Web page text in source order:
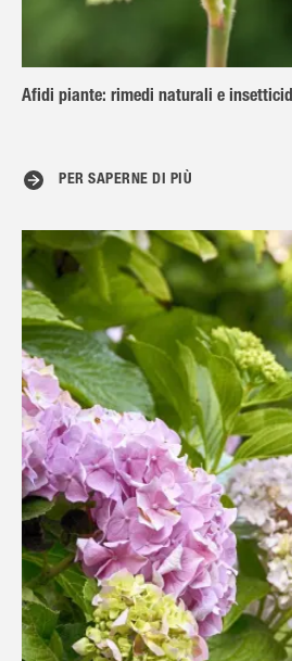
Afidi piante: rimedi naturali e
PER SAPERNE DI PIÙ